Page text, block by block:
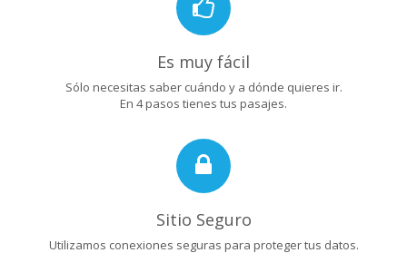
Es muy fácil
Sólo necesitas saber cuándo y a dónde quieres ir.
En 4 pasos tienes tus pasajes.
Sitio Seguro
Utilizamos conexiones seguras para proteger tus datos.